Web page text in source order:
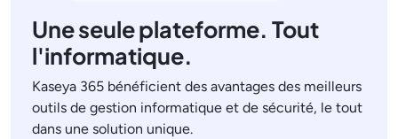
Une seule plateforme. Tout
l'informatique.
Kaseya 365 bénéficient des avantages des meilleurs
outils de gestion informatique et de sécurité, le tout
dans une solution unique.